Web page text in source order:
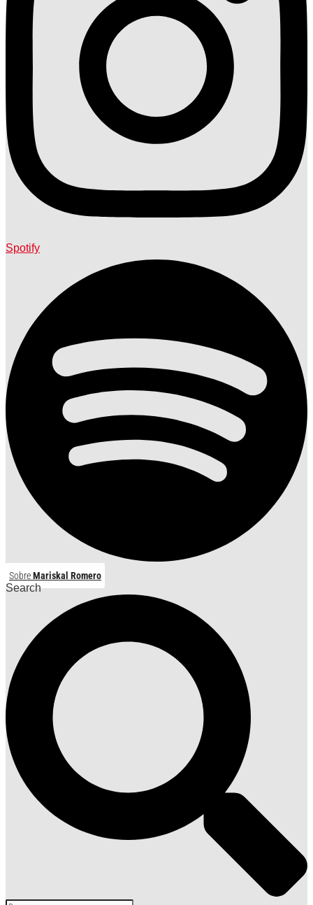
Spotify
SobreMariskal Romero
Search